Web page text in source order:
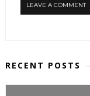
LEAVE A COMMENT
RECENT POSTS